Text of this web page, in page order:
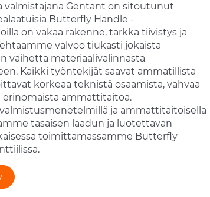
valmistajana Gentant on sitoutunut
Butterfly Handle -
on vakaa rakenne, tarkka tiivistys ja
valvoo tiukasti jokaista
vaihetta materiaalivalinnasta
Kaikki työntekijät saavat ammatillista
korkeaa teknistä osaamista, vahvaa
ammattitaitoa.
ja ammattitaitoisella
tasaisen laadun ja luotettavan
toimittamassamme Butterfly